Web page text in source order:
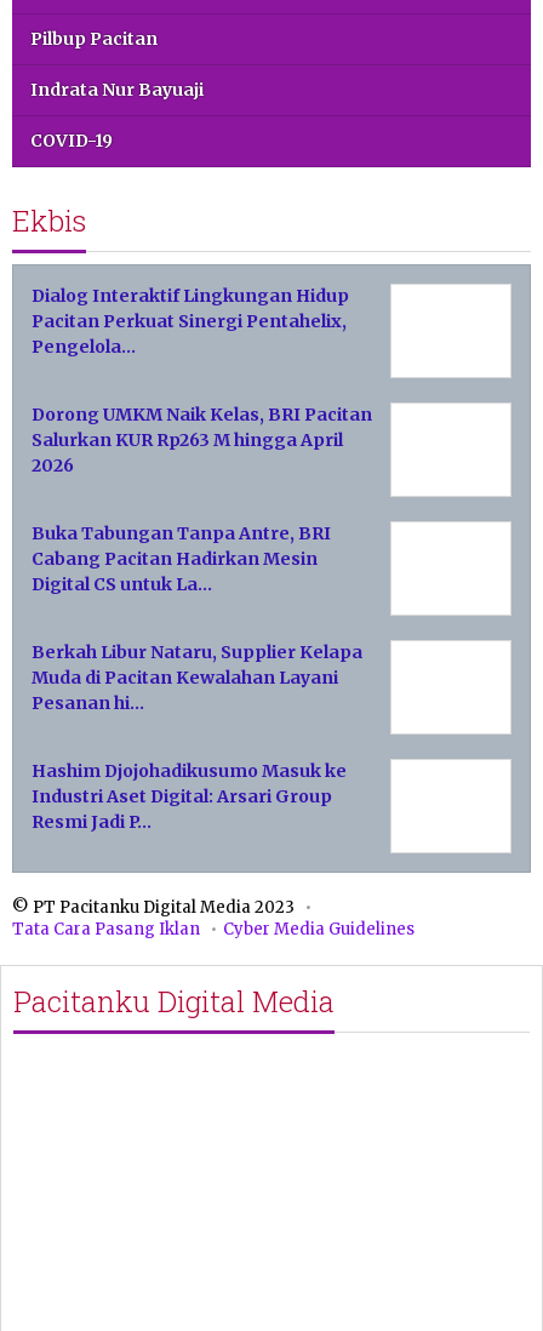
Pilbup Pacitan
Indrata Nur Bayuaji
COVID-19
Ekbis
Dialog Interaktif Lingkungan Hidup
Pacitan Perkuat Sinergi Pentahelix,
Pengelola…
Dorong UMKM Naik Kelas, BRI Pacitan
Salurkan KUR Rp263 M hingga April
2026
Buka Tabungan Tanpa Antre, BRI
Cabang Pacitan Hadirkan Mesin
Digital CS untuk La…
Berkah Libur Nataru, Supplier Kelapa
Muda di Pacitan Kewalahan Layani
Pesanan hi…
Hashim Djojohadikusumo Masuk ke
Industri Aset Digital: Arsari Group
Resmi Jadi P…
© PT Pacitanku Digital Media 2023
Tata Cara Pasang Iklan
Cyber Media Guidelines
Pacitanku Digital Media